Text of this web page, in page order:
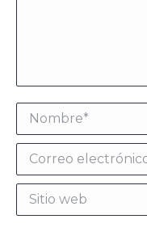
Nombre *
Correo electrónico *
Sitio web